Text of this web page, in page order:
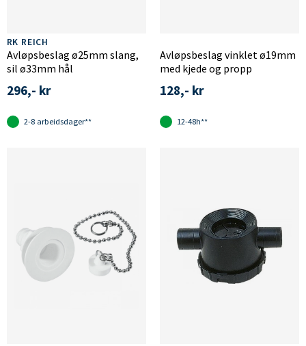
RK REICH
Avløpsbeslag ø25mm slang,
sil ø33mm hål
296,- kr
2-8 arbeidsdager**
Avløpsbeslag vinklet ø19mm
med kjede og propp
128,- kr
12-48h**